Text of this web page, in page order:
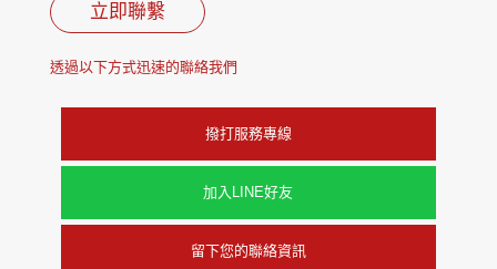
立即聯繫
透過以下方式迅速的聯絡我們
撥打服務專線
加入LINE好友
留下您的聯絡資訊